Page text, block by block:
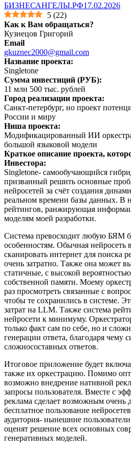
БИЗНЕСАНГЕЛЫ.РФ17.02.2026
5 (22)
Как к Вам обращаться?
Кузнецов Григорий
Email
gkuznec2000@gmail.com
Название проекта:
Singletone
Сумма инвестиций (РУБ):
11 млн 500 тыс. рублей
Город реализации проекта:
Санкт-петербург, но проект
России и миру
Ниша проекта:
Модификацированный ИИ
большой языковой модели
Краткое описание проекта,
Инвестора:
Singletone- самообучающийся
призванный решить основные
нейросетей за счёт создания
реальном времени базы данных. В
рейтингов, ранжирующая
моделям моей разработки.
Система превосходит любую БЯМ
особенностям. Обычная нейросеть
сканировать интернет для поиска
очень затратно. Также она может
статичные, с высокой
собственной памяти. Моему
раз просмотреть связанные с
чтобы те сохранились в системе.
затрат на LLM. Также система
нейросети к минимуму.
только факт сам по себе, но и
генерации ответа, благодаря чему
сложносоставных ответов.
Итоговое приложение будет
также их оркестрацию. Помимо
возможно внедрение нативной
запросы пользователя. Вместе с
реклама сделает возможным очень
бесплатное пользование
аудитория- нынешние
оценят решение всех основных
генеративных моделей.